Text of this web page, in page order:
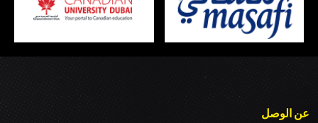
عن الوصل